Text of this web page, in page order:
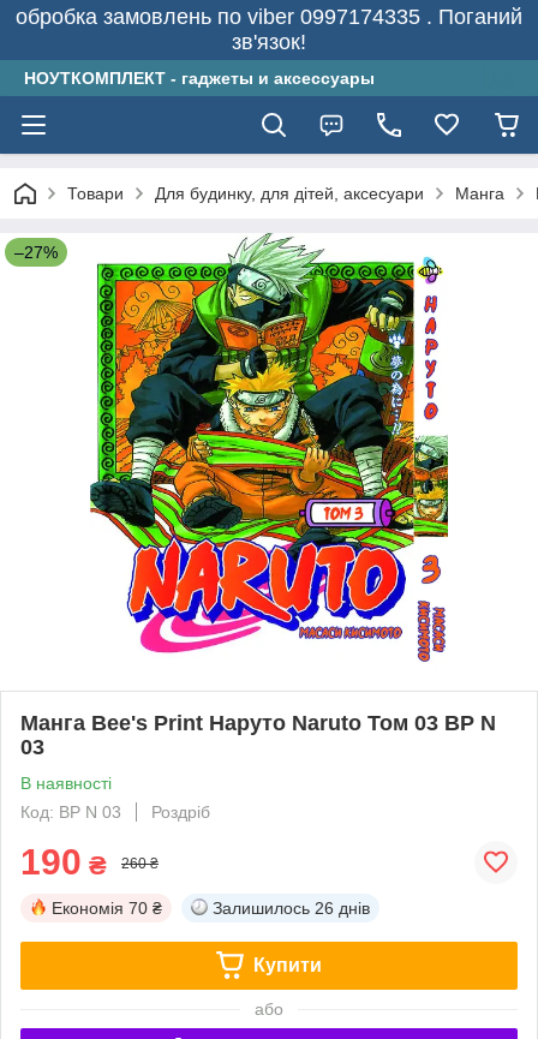
обробка замовлень по viber 0997174335 . Поганий
зв'язок!
НОУТКОМПЛЕКТ - гаджеты и аксессуары
Товари Для будинку, для дітей, аксесуари Манга
–27%
Манга Bee's Print Наруто Naruto Том 03 ВР N
03
В наявності
Код: BP N 03
Роздріб
190 ₴ 260 ₴
Економія 70 ₴ Залишилось 26 днів
Купити
або